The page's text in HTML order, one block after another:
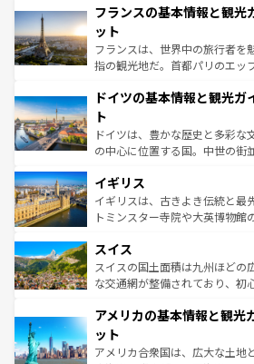
なお、新着のイタリア情報はコ
しい。
文化が根付くこの国では、情熱
れる闘牛、そして美味しいタパ
る。首都マドリードの洗練され
アートに溢れた街角から、地方
せる。地方によって風土や気候
ンテンツ一覧 を参照してほしい。
フランスの基本情報と観光
ット
フランスは、世界中の旅行者を
指の観光地だ。首都パリのエッ
で、幅広い魅力が詰まっている
聖堂、美しいビーチ、そして豊
から魅了する。また、フランス
れ、フランス料理はユネスコ無
香り高いラベンダー畑など、多
らに、パリ以外の地域にも魅力
も豊かな歴史と文化が息づいて
を参照してほしい。
ドイツの基本情報と観光ガ
ト
ドイツは、豊かな歴史と多彩な
の中心に位置する国。中世の街
顔を持つこの国は、どこを歩い
ルリンの文化的活気、バイエル
してライン川沿いのワイン畑と
は、お酒好きな人にはぜひ体験してほしい
ドイツ情報はコンテンツ一覧を
イギリス
イギリスは、古きよき伝統と最
トミンスター寺院や大英博物館
リアごとに異なる魅力がある。
ティー、ビール好きにはたまら
戦など、本場だからこそできる
ンツ一覧を参照してほしい。
スイス
スイスの国土面積は九州ほどの
な交通網が整備されており、初
の建物がそのまま残る町や、ス
博物館もあり、アルプス観光だ
ことができる。国民の所得が高
アメリカの基本情報と観光
ット
アメリカ合衆国は、広大な土地